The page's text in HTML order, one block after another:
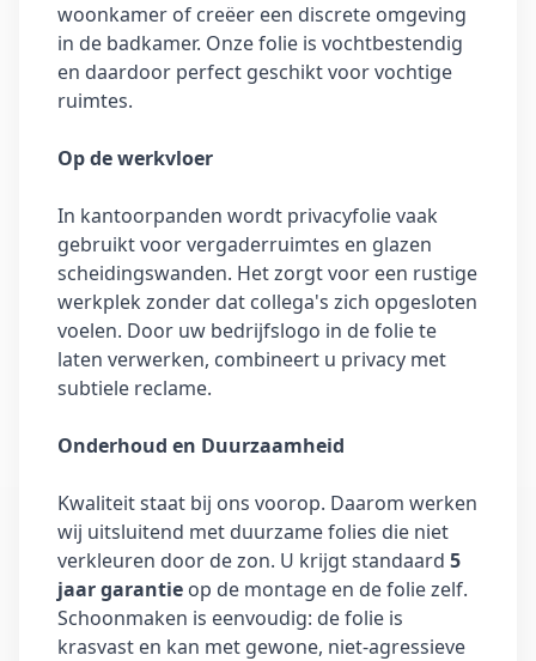
woonkamer of creëer een discrete omgeving
in de badkamer. Onze folie is vochtbestendig
en daardoor perfect geschikt voor vochtige
ruimtes.
Op de werkvloer
In kantoorpanden wordt privacyfolie vaak
gebruikt voor vergaderruimtes en glazen
scheidingswanden. Het zorgt voor een rustige
werkplek zonder dat collega's zich opgesloten
voelen. Door uw bedrijfslogo in de folie te
laten verwerken, combineert u privacy met
subtiele reclame.
Onderhoud en Duurzaamheid
Kwaliteit staat bij ons voorop. Daarom werken
wij uitsluitend met duurzame folies die niet
verkleuren door de zon. U krijgt standaard 5
jaar garantie op de montage en de folie zelf.
Schoonmaken is eenvoudig: de folie is
krasvast en kan met gewone, niet-agressieve